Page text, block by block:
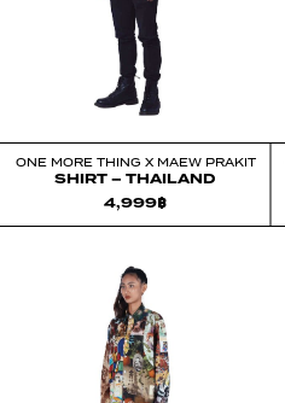
ONE MORE THING X MAEW PRAKIT
SHIRT – THAILAND
4,999฿